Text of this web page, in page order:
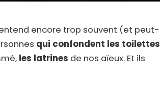
encore trop souvent (et peut-
qui confondent les toilettes
les latrines de nos aïeux. Et ils